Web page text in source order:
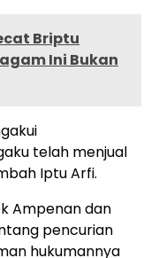
Briptu
Ini Bukan
telah menjual
Iptu Arfi.
Ampenan dan
pencurian
hukumannya